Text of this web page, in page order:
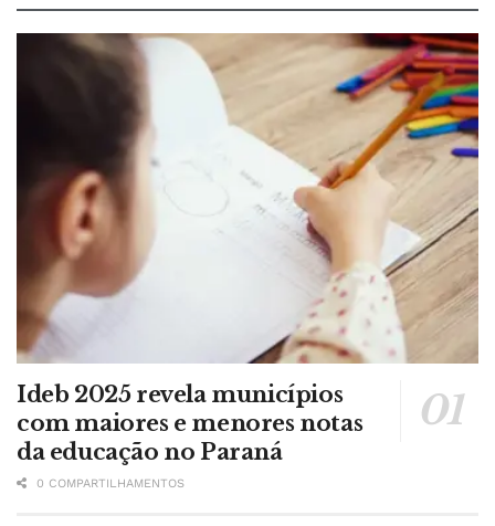
Ideb 2025 revela municípios
com maiores e menores notas
da educação no Paraná
0 COMPARTILHAMENTOS